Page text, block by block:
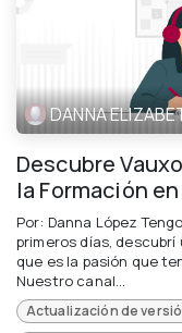
DANNA
Descubre
la Formación
Por: Danna López
primeros días,
que es la pasión que
Nuestro canal...
Actualización de